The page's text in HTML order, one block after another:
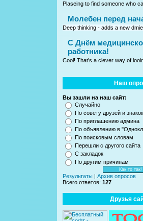
Plaseing to find someone who
Молебен перед
Deep thinking - adds a new
C Днём
работника!
Cool! That's a clever way of
Наш
Вы зашли на наш сайт:
Случайно
По совету друзей и
По приглашению админа
По объявлению в
По поисковым словам
Перешли с другого сайта
С закладок
По другим причинам
Результаты
Архив опросов
Всего ответов: 127
Друзья